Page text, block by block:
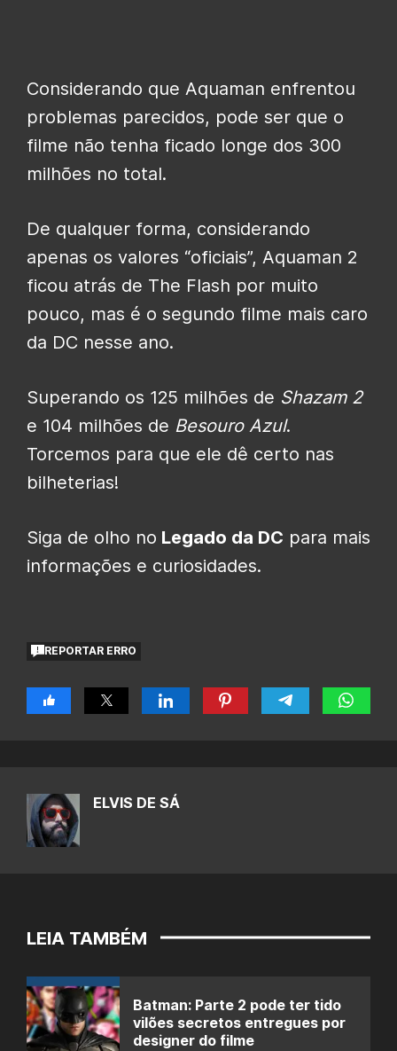
Considerando que Aquaman enfrentou
problemas parecidos, pode ser que o
filme não tenha ficado longe dos 300
milhões no total.
De qualquer forma, considerando
apenas os valores “oficiais”, Aquaman 2
ficou atrás de The Flash por muito
pouco, mas é o segundo filme mais caro
da DC nesse ano.
Superando os 125 milhões de Shazam 2
e 104 milhões de Besouro Azul.
Torcemos para que ele dê certo nas
bilheterias!
Siga de olho no Legado da DC para mais
informações e curiosidades.
REPORTAR ERRO
ELVIS DE SÁ
LEIA TAMBÉM
Batman: Parte 2 pode ter tido
vilões secretos entregues por
designer do filme